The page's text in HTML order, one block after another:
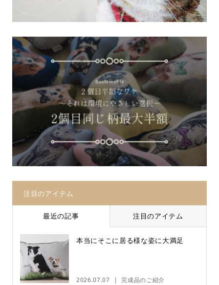
注目のアイテム
最近の記事 注目のアイテム
本当にそこに居る様な姿に大満足
2026.07.07 完成品のご紹介